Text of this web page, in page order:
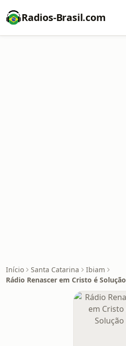
Radios-Brasil.com
Início Santa Catarina
Ibiam
Rádio Renascer em Cristo é Solução